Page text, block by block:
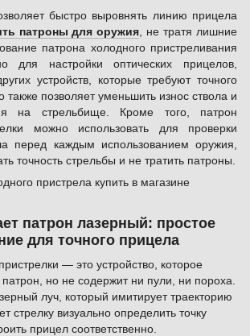
быстро выровнять линию прицела
патроны для оружия , не тратя лишние
патрона холодного пристреливания
для настройки оптических прицелов,
устройств, которые требуют точного
также позволяет уменьшить износ ствола и
на стрельбище. Кроме того, патрон
можно использовать для проверки
перед каждым использованием оружия,
точность стрельбы и не тратить патроны.
патрон лазерный: простое
для точного прицела
— это устройство, которое
но не содержит ни пули, ни пороха.
луч, который имитирует траекторию
стрелку визуально определить точку
прицел соответственно.